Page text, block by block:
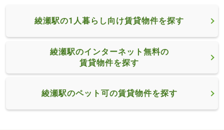
綾瀬駅の1人暮らし向け賃貸物件を探す
綾瀬駅のインターネット無料の
賃貸物件を探す
綾瀬駅のペット可の賃貸物件を探す